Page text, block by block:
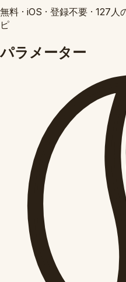
無料 · iOS · 登録不要 · 127人
ピ
パラメーター